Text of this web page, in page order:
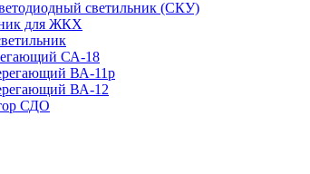
светильник (СКУ)
для ЖКХ
СА-18
ВА-11р
ВА-12
СДО